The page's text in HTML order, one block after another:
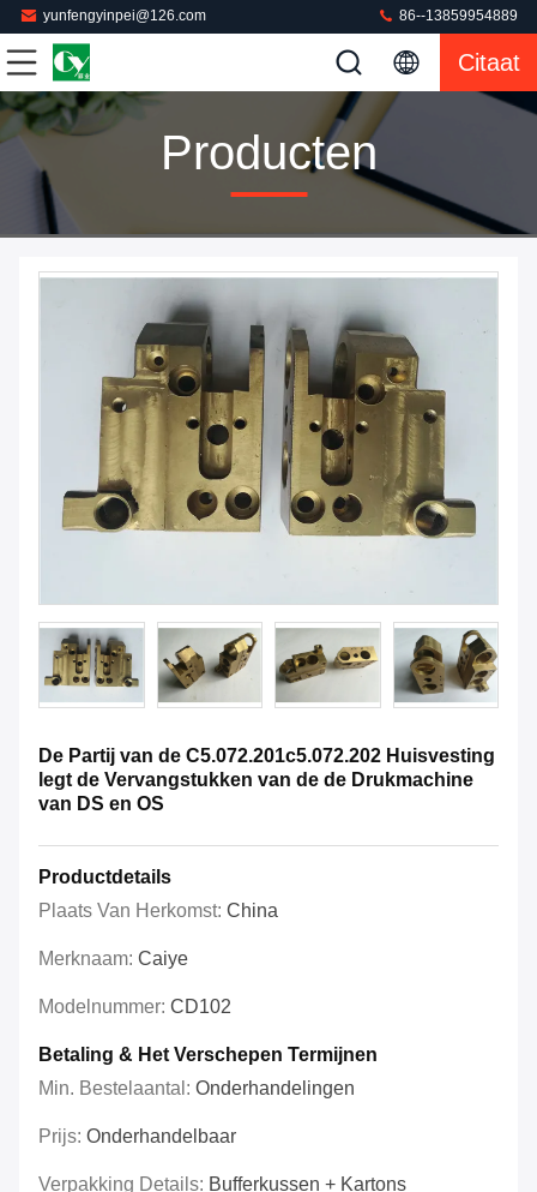
yunfengyinpei@126.com 86--13859954889
Citaat
Producten
De Partij van de C5.072.201c5.072.202 Huisvesting
legt de Vervangstukken van de de Drukmachine
van DS en OS
Productdetails
Plaats Van Herkomst: China
Merknaam: Caiye
Modelnummer: CD102
Betaling & Het Verschepen Termijnen
Min. Bestelaantal: Onderhandelingen
Prijs: Onderhandelbaar
Verpakking Details: Bufferkussen + Kartons